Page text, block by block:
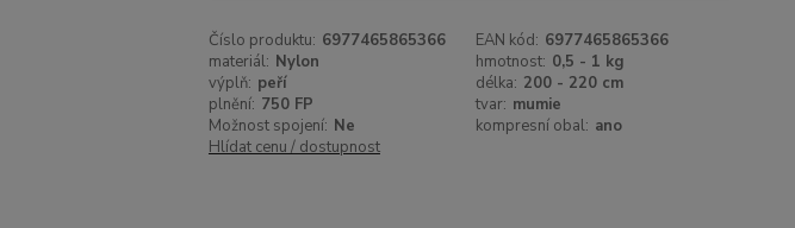
Číslo produktu: 6977465865366 EAN kód: 6977465865366
materiál: Nylon hmotnost: 0,5 - 1 kg
výplň: peří délka: 200 - 220 cm
plnění: 750 FP tvar: mumie
Možnost spojení: Ne kompresní obal: ano
Hlídat cenu / dostupnost